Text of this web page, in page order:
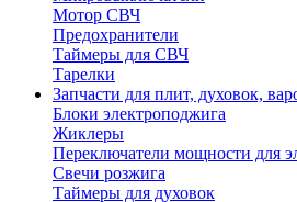
Мотор СВЧ
Предохранители
Таймеры для СВЧ
Тарелки
Запчасти для плит, духовок,
Блоки электроподжига
Жиклеры
Переключатели мощности для
Свечи розжига
Таймеры для духовок